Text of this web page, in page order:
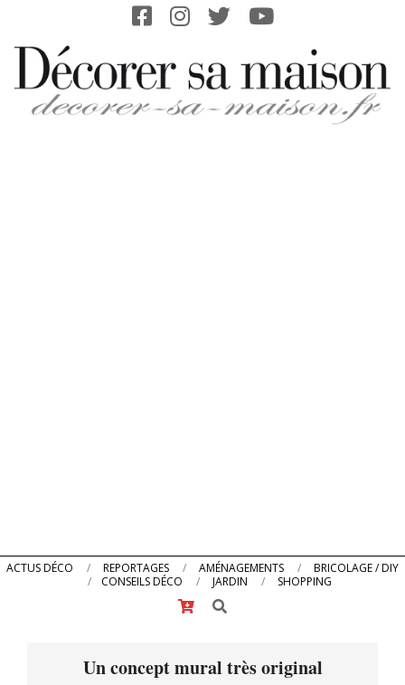
content
Primary
ACTUS DÉCO REPORTAGES AMÉNAGEMENTS
BRICOLAGE / DIY
CONSEILS DÉCO
JARDIN
SHOPPING
Search
Un concept mural très original